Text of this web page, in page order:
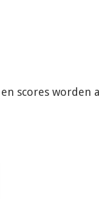
scores worden